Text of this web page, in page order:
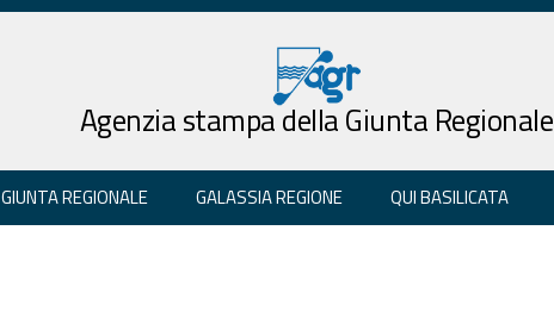
Agenzia stampa della Giunta Regionale
GIUNTA REGIONALE GALASSIA REGIONE QUI BASILICATA